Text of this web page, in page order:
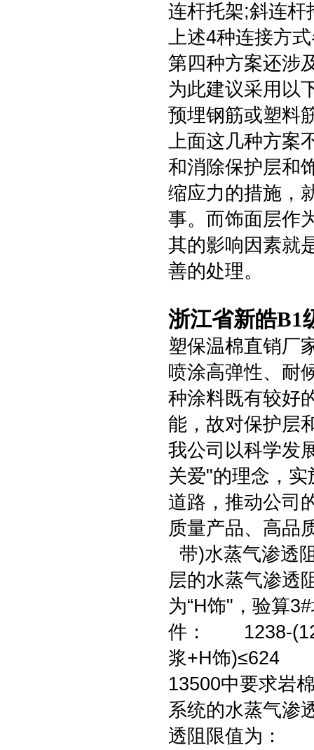
连杆托架;斜连杆
上述4种连接方
第四种方案还涉
为此建议采用以
预埋钢筋或塑料
上面这几种方案
和消除保护层和
缩应力的措施，
事。而饰面层作
其的影响因素就
善的处理。
浙江省新皓B1
塑保温棉直销厂
喷涂高弹性、耐
种涂料既有较好
能，故对保护层
我公司以科学发
关爱"的理念，
道路，推动公司
质量产品、高品
带)水蒸气渗透
层的水蒸气渗
为“H饰"，验算
件： 1238-
浆+H饰)≤624
13500中要求岩
系统的水蒸气渗
透阻限值为：